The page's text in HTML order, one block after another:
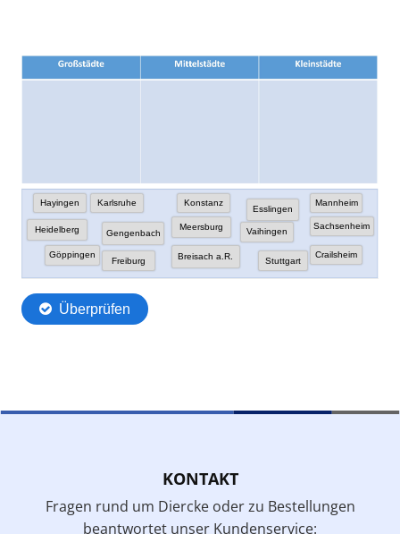
KONTAKT
Fragen rund um Diercke oder zu Bestellungen
beantwortet unser Kundenservice: